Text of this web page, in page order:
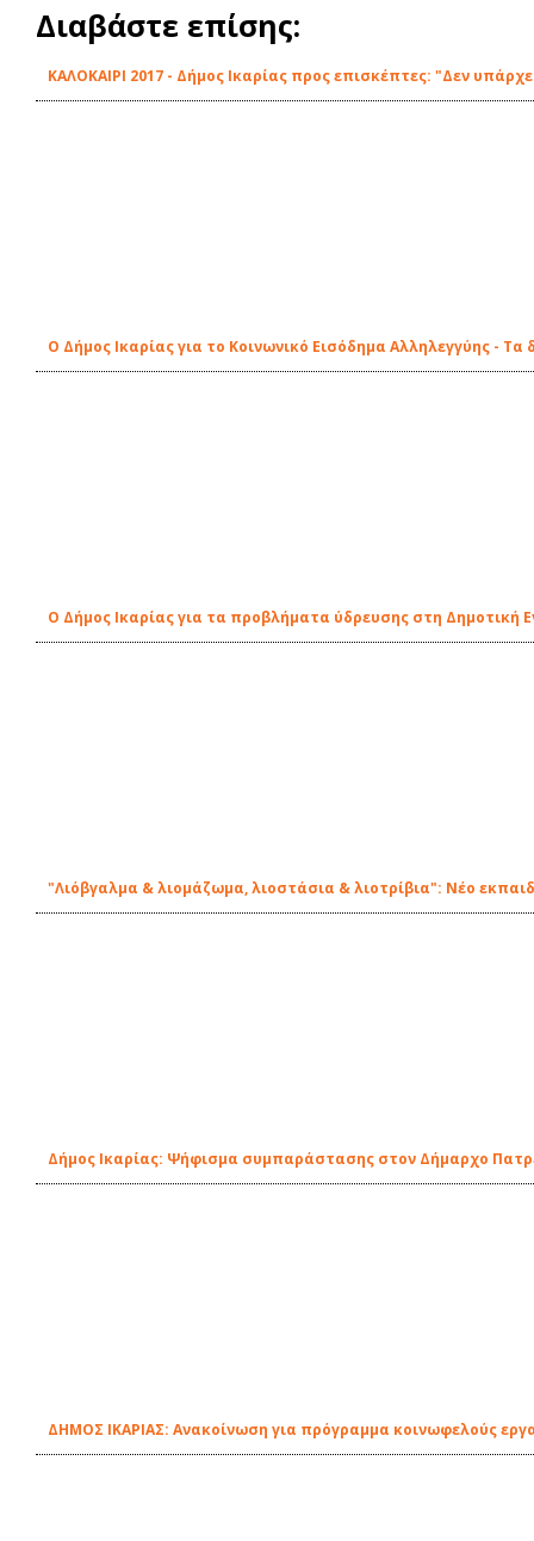
Διαβάστε επίσης:
ΚΑΛΟΚΑΙΡΙ 2017 - Δήμος Ικαρίας προς επισκέπτες: "Δεν
Ο Δήμος Ικαρίας για το Κοινωνικό Εισόδημα Αλληλεγγύης - Τα
Ο Δήμος Ικαρίας για τα προβλήματα ύδρευσης στη Δημοτική
"Λιόβγαλμα & λιομάζωμα, λιοστάσια & λιοτρίβια": Νέο
Δήμος Ικαρίας: Ψήφισμα συμπαράστασης στον Δήμαρχο
ΔΗΜΟΣ ΙΚΑΡΙΑΣ: Ανακοίνωση για πρόγραμμα κοινωφελούς